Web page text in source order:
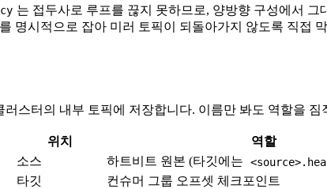
는 접두사로 루프를 끊지 못하므로, 양방향 구성에서
명시적으로 잡아 미러 토픽이 되돌아가지 않도록 직접
스터의 내부 토픽에 저장합니다. 이름만 봐도 역할을 짐
위치 역할
소스 하트비트 원본 (타깃에는
타깃 컨슈머 그룹 오프셋 체크포인트